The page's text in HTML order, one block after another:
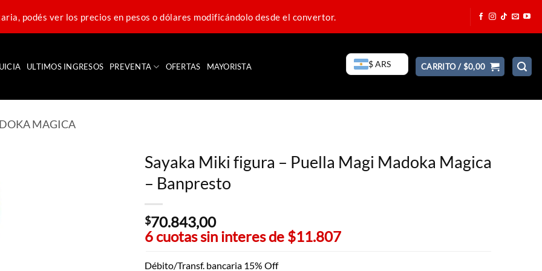
podés ver los precios en pesos o dólares modificándolo desde el convertor.
ULTIMOS INGRESOS PREVENTA OFERTAS MAYORISTA $ ARS CARRITO /$0,00
MAGICA
Sayaka Miki figura – Puella Magi Madoka Magica
– Banpresto
$70.843,00
6 cuotas sin interes de $11.807
Débito/Transf. bancaria 15% Off